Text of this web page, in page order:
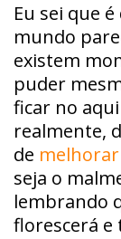
Eu sei que
mundo
existem
puder
ficar no
realmente,
de
seja o
lembrando
florescerá e